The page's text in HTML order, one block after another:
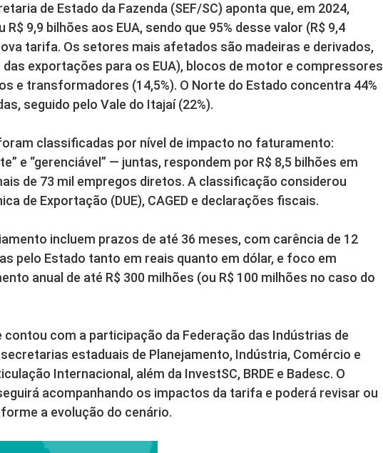
de Estado da Fazenda (SEF/SC) aponta que, em 2024,
9,9 bilhões aos EUA, sendo que 95% desse valor (R$ 9,4
tarifa. Os setores mais afetados são madeiras e derivados,
das exportações para os EUA), blocos de motor e compressores
e transformadores (14,5%). O Norte do Estado concentra 44%
seguido pelo Vale do Itajaí (22%).
classificadas por nível de impacto no faturamento:
e “gerenciável” — juntas, respondem por R$ 8,5 bilhões em
de 73 mil empregos diretos. A classificação considerou
de Exportação (DUE), CAGED e declarações fiscais.
incluem prazos de até 36 meses, com carência de 12
pelo Estado tanto em reais quanto em dólar, e foco em
anual de até R$ 300 milhões (ou R$ 100 milhões no caso do
com a participação da Federação das Indústrias de
secretarias estaduais de Planejamento, Indústria, Comércio e
Internacional, além da InvestSC, BRDE e Badesc. O
acompanhando os impactos da tarifa e poderá revisar ou
a evolução do cenário.